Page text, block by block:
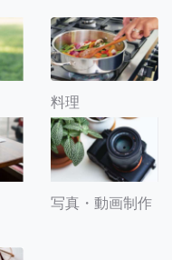
料理
写真・動画制作